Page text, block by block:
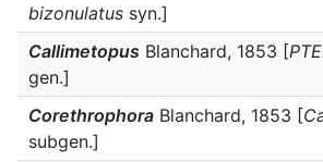
bizonulatus syn.]
Callimetopus Blanchard, 1853 [
gen.]
Corethrophora Blanchard, 1853 [
subgen.]